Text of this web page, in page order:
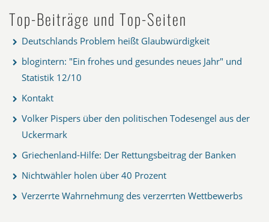
Top-Beiträge und Top-Seiten
Deutschlands Problem heißt Glaubwürdigkeit
blogintern: "Ein frohes und gesundes neues Jahr" und
Statistik 12/10
Kontakt
Volker Pispers über den politischen Todesengel aus der
Uckermark
Griechenland-Hilfe: Der Rettungsbeitrag der Banken
Nichtwähler holen über 40 Prozent
Verzerrte Wahrnehmung des verzerrten Wettbewerbs